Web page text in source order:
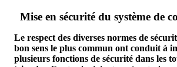
Mise en sécurité du système de
Le respect des diverses normes de
bon sens le plus commun ont conduit à
plusieurs fonctions de sécurité dans les